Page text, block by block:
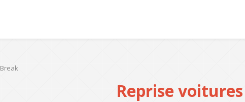
Break
Reprise